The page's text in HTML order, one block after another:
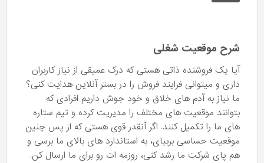
شرح موقعیت شغلی
آیا یک فروشنده ذاتی هستی که درک عمیقی از نیاز کاربران
داری و میتوانی فرایند فروش را در بستر آنلاین هدایت کنی؟
ما نیاز به آدم های خلاق و خود جوش داریم افرادی که
بتوانند موقعیت های مختلف را مدیریت کرده و تیم ستاره
های ما را تکمیل کنند. اگر آنقدر قوی هستی که از پس چنین
موقعیت حساسی بربیای، به استاندارد های بالای ما برسی و
هم پای شرکت ما رشد کنی، روزمه ات رو برای ما ارسال کن.